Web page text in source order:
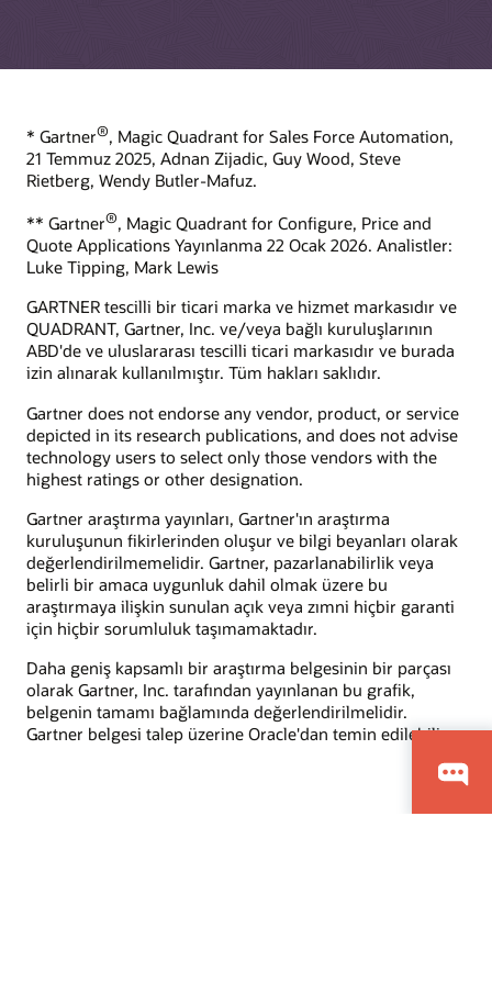
Becerilerinizi geliştirin
Oracle University; bulut becerilerini geliştirmenize, uzmanlığı
doğrulamanıza ve kullanıma almayı hızlandırmanıza
yardımcı olacak çok çeşitli eğitim çözümleri sağlar.
Ücretsiz öğrenmeye başlayın
Eğitim kaynakları
Müşteri deneyimi sertifikaları ve eğitim abonelikleri
Size nasıl yardımcı olabiliriz?
Küresel kaynaklara ulaşın
Yönetici brifingi planlayın
E-ticaret nedir?
Müşteri deneyimi nedir?
CRM nedir?
CRM'in yatırım getirisi nedir?
* Gartner®, Magic Quadrant for Sales Force Automation,
21 Temmuz 2025, Adnan Zijadic, Guy Wood, Steve
Rietberg, Wendy Butler-Mafuz.
** Gartner®, Magic Quadrant for Configure, Price and
Quote Applications Yayınlanma 22 Ocak 2026. Analistler:
Luke Tipping, Mark Lewis
GARTNER tescilli bir ticari marka ve hizmet markasıdır ve
QUADRANT, Gartner, Inc. ve/veya bağlı kuruluşlarının
ABD'de ve uluslararası tescilli ticari markasıdır ve burada
izin alınarak kullanılmıştır. Tüm hakları saklıdır.
Gartner does not endorse any vendor, product, or service
depicted in its research publications, and does not advise
technology users to select only those vendors with the
highest ratings or other designation.
Gartner araştırma yayınları, Gartner'ın araştırma
kuruluşunun fikirlerinden oluşur ve bilgi beyanları olarak
değerlendirilmemelidir. Gartner, pazarlanabilirlik veya
belirli bir amaca uygunluk dahil olmak üzere bu
araştırmaya ilişkin sunulan açık veya zımni hiçbir garanti
için hiçbir sorumluluk taşımamaktadır.
Daha geniş kapsamlı bir araştırma belgesinin bir parçası
olarak Gartner, Inc. tarafından yayınlanan bu grafik,
belgenin tamamı bağlamında değerlendirilmelidir.
Gartner belgesi talep üzerine Oracle'dan temin edilebilir.